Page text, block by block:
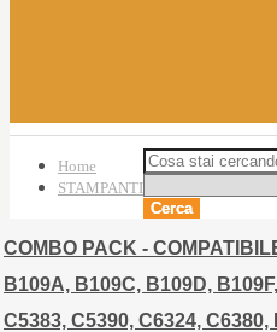
Home
STAMPANTI
Cerca
COMBO PACK -
B109A, B109C, B109D,
C5383, C5390, C6324,